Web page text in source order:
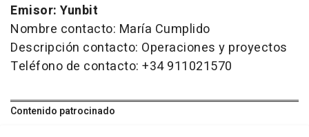
Emisor: Yunbit
Nombre contacto: María Cumplido
Descripción contacto: Operaciones y proyectos
Teléfono de contacto: +34 911021570
Contenido patrocinado